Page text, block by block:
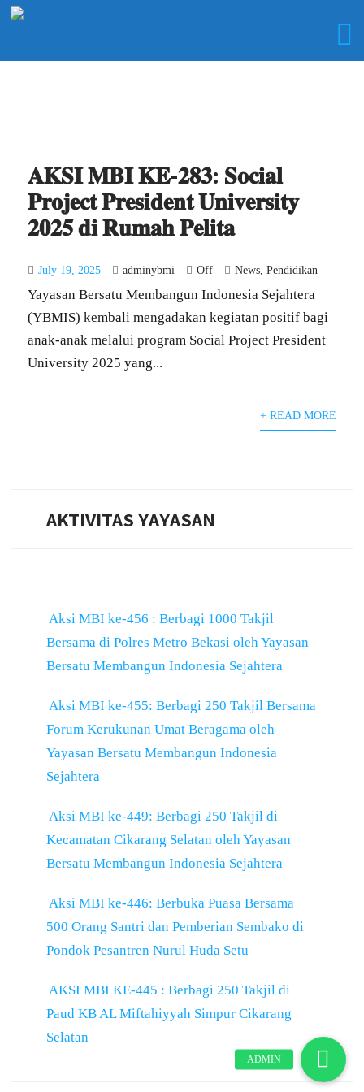
𝐀𝐊𝐒𝐈 𝐌𝐁𝐈 𝐊𝐄-𝟐𝟖𝟑: 𝐒𝐨𝐜𝐢𝐚𝐥
𝐏𝐫𝐨𝐣𝐞𝐜𝐭 𝐏𝐫𝐞𝐬𝐢𝐝𝐞𝐧𝐭 𝐔𝐧𝐢𝐯𝐞𝐫𝐬𝐢𝐭𝐲
𝟐𝟎𝟐𝟓 𝐝𝐢 𝐑𝐮𝐦𝐚𝐡 𝐏𝐞𝐥𝐢𝐭𝐚
July 19, 2025 adminybmi Off News,Pendidikan
Yayasan Bersatu Membangun Indonesia Sejahtera
(YBMIS) kembali mengadakan kegiatan positif bagi
anak-anak melalui program Social Project President
University 2025 yang...
+ READ MORE
AKTIVITAS YAYASAN
Aksi MBI ke-456 : Berbagi 1000 Takjil
Bersama di Polres Metro Bekasi oleh Yayasan
Bersatu Membangun Indonesia Sejahtera
Aksi MBI ke-455: Berbagi 250 Takjil Bersama
Forum Kerukunan Umat Beragama oleh
Yayasan Bersatu Membangun Indonesia
Sejahtera
Aksi MBI ke-449: Berbagi 250 Takjil di
Kecamatan Cikarang Selatan oleh Yayasan
Bersatu Membangun Indonesia Sejahtera
Aksi MBI ke-446: Berbuka Puasa Bersama
500 Orang Santri dan Pemberian Sembako di
Pondok Pesantren Nurul Huda Setu
AKSI MBI KE-445 : Berbagi 250 Takjil di
Paud KB AL Miftahiyyah Simpur Cikarang
Selatan